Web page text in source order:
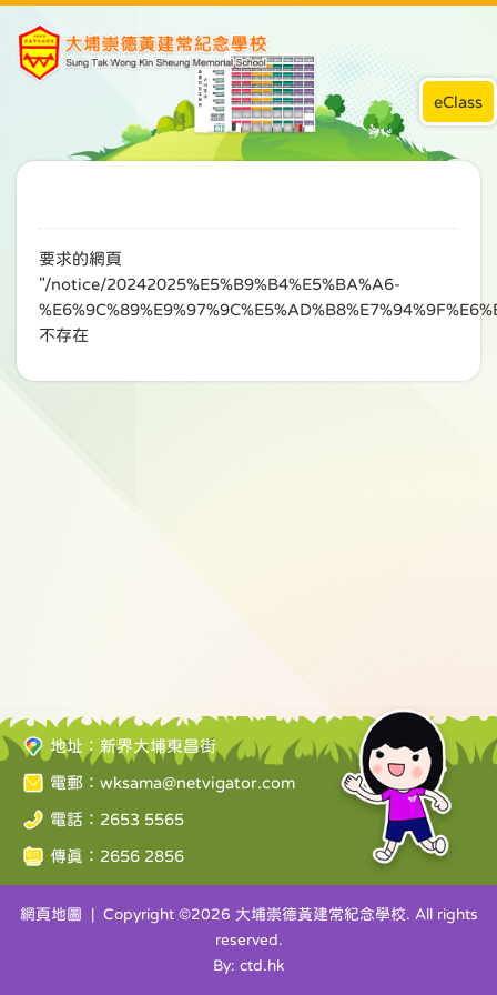
eClass
要求的網頁
"/notice/20242025%E5%B9%B4%E5%BA%A6-
不存在
地址：新界大埔東昌街
電郵： wksama@netvigator.com
電話：2653 5565
傳真：2656 2856
網頁地圖 | Copyright ©2026 大埔崇德黃建常紀念學校. All rights
reserved.
By: ctd.hk